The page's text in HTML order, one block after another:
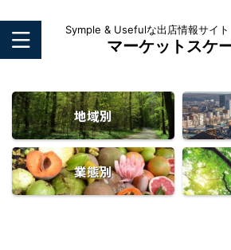
Symple & Usefulな出店情報サイ
マーケットスケ
地域別
業態別